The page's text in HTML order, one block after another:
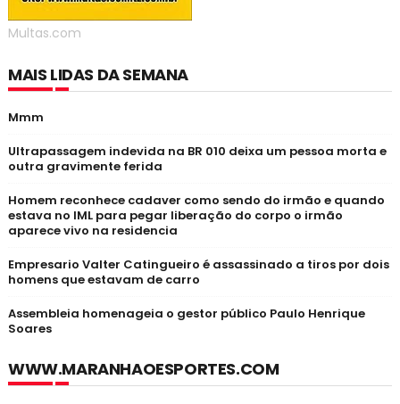
Multas.com
MAIS LIDAS DA SEMANA
Mmm
Ultrapassagem indevida na BR 010 deixa um pessoa morta e
outra gravimente ferida
Homem reconhece cadaver como sendo do irmão e quando
estava no IML para pegar liberação do corpo o irmão
aparece vivo na residencia
Empresario Valter Catingueiro é assassinado a tiros por dois
homens que estavam de carro
Assembleia homenageia o gestor público Paulo Henrique
Soares
WWW.MARANHAOESPORTES.COM